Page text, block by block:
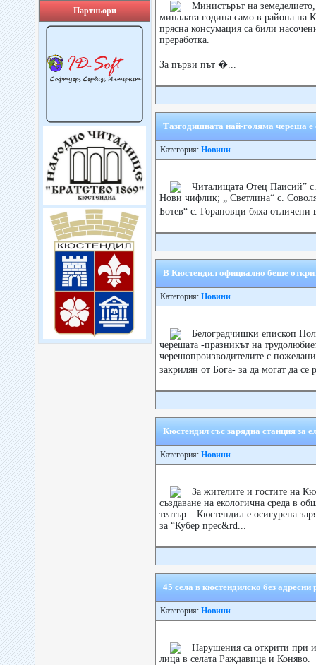
Партньори
Министърът на
миналата година само в района на
прясна консумация са били
преработка.
За първи път �...
Тазгодишната най-голяма череша
Категория: Новини
Читалищата Отец Паисий”
Нови чифлик; „ Светлина“ с.
Ботев“ с. Горановци бяха
В Кюстендил официално беше
Категория: Новини
Белоградчишки епископ
черешата -празникът на
черешопроизводителите с
закрилян от Бога- за да могат да
Кюстендил със зарядна станция за
Категория: Новини
За жителите и гостите на
създаване на екологична среда в
театър – Кюстендил е осигурена
за “Кубер прес&rd...
45 села в кюстендилско без
Категория: Новини
Нарушения са открити при
лица в селата Раждавица и Коняво.